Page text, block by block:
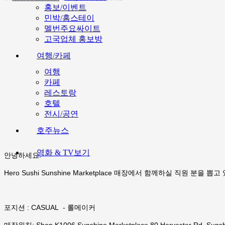
홍보/이벤트
민박/홈스테이
멜번주요싸이트
고국업체 홍보방
여행/카페
여행
카페
레스토랑
호텔
전시/공연
호주뉴스
영화 & TV보기
안녕하세요.
Hero Sushi Sunshine Marketplace 매장에서 함께하실 직원 분을 뽑고
포지션 : CASUAL - 롤메이커